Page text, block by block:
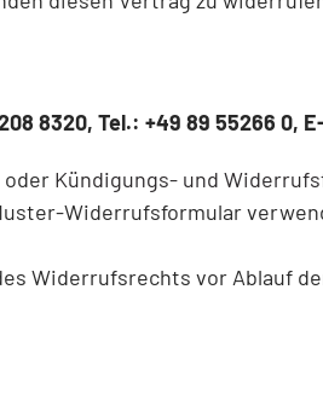
8320, Tel.: +49 89 55266 0,
oder Kündigungs- und
Widerrufsformular
Widerrufsrechts vor Ablauf